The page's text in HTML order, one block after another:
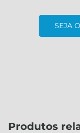
SEJA
Produtos